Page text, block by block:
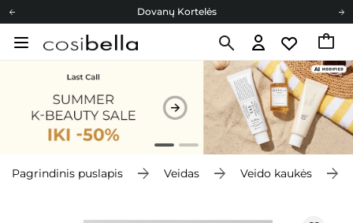
Dovanų Kortelės
Cosibella lojalumo programa
Dovanų Kortelės
Pagrindinis puslapis Veidas Veido kaukės